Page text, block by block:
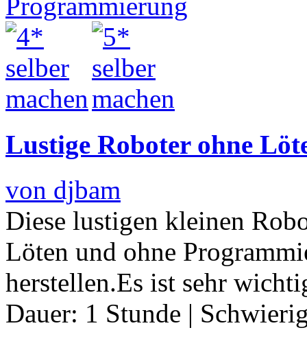
Lustige Roboter ohne
von djbam
Diese lustigen kleinen
Löten und ohne
herstellen.Es ist sehr
Dauer: 1 Stunde |